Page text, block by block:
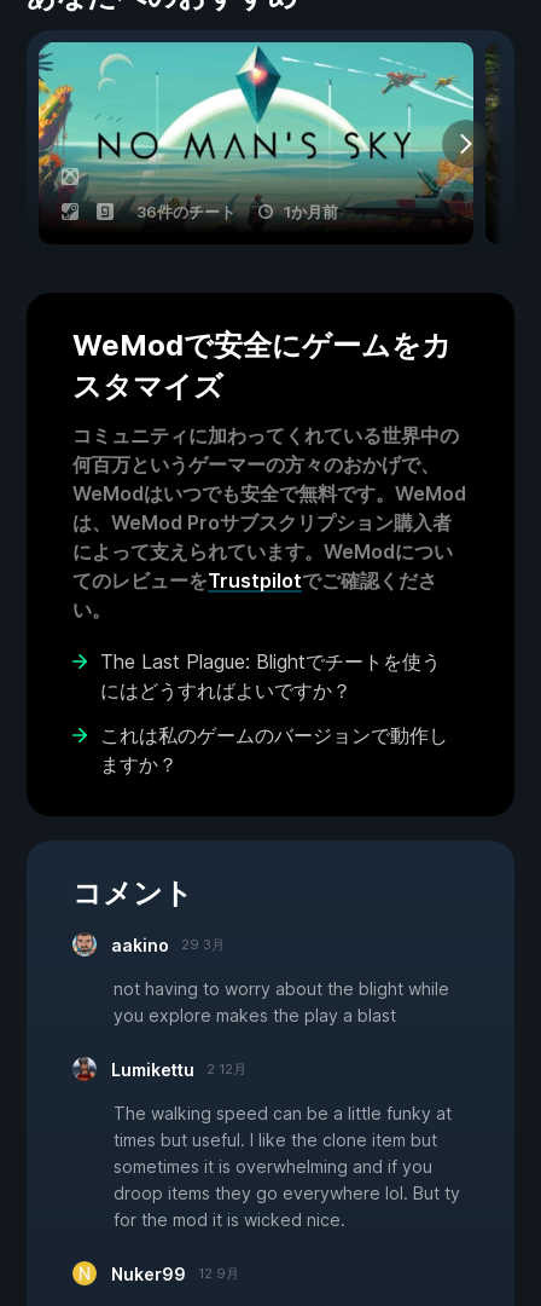
36件のチート 1か月前
WeModで安全にゲームをカ
スタマイズ
コミュニティに加わってくれている世界中の
何百万というゲーマーの方々のおかげで、
WeModはいつでも安全で無料です。WeMod
は、WeMod Proサブスクリプション購入者
によって支えられています。WeModについ
てのレビューをTrustpilotでご確認くださ
い。
The Last Plague: Blightでチートを使う
にはどうすればよいですか？
これは私のゲームのバージョンで動作し
ますか？
コメント
aakino 29 3月
not having to worry about the blight while
you explore makes the play a blast
Lumikettu 2 12月
The walking speed can be a little funky at
times but useful. I like the clone item but
sometimes it is overwhelming and if you
droop items they go everywhere lol. But ty
for the mod it is wicked nice.
Nuker99 12 9月